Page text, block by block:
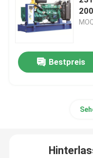
Dieselgenerator
YUCHAI-
SDEC-
Bestpreis